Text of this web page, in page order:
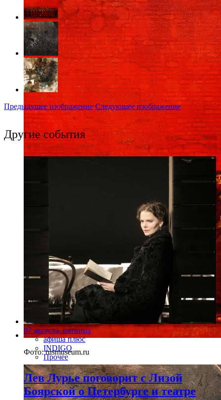
Фото: rusmuseum.ru
Предыдущее изображение Следующее изображение
Другие события
07 августа, пятница
афиша плюс
INDIGO
Прочее
Лев Лурье поговорит с Лизой
Боярской о Петербурге и театре